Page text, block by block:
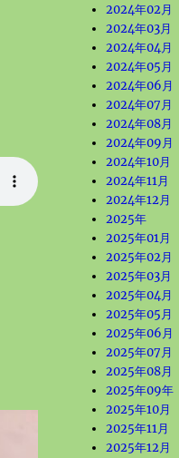
2024年02月
2024年03月
2024年04月
2024年05月
2024年06月
2024年07月
2024年08月
2024年09月
2024年10月
2024年11月
2024年12月
2025年
2025年01月
2025年02月
2025年03月
2025年04月
2025年05月
2025年06月
2025年07月
2025年08月
2025年09年
2025年10月
2025年11月
2025年12月